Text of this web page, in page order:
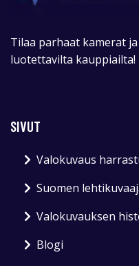
Tilaa parhaat kamerat
luotettavilta kauppiailta!
SIVUT
Valokuvaus
Suomen
Valokuvauksen
Blogi